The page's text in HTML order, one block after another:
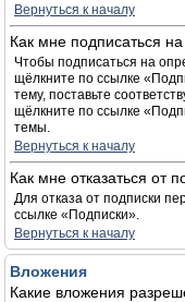
Вернуться к началу
Как мне подписаться
Чтобы подписаться на
щёлкните по ссылке
тему, поставьте
щёлкните по ссылке
темы.
Вернуться к началу
Как мне отказаться от
Для отказа от подписки
ссылке «Подписки».
Вернуться к началу
Вложения
Какие вложения